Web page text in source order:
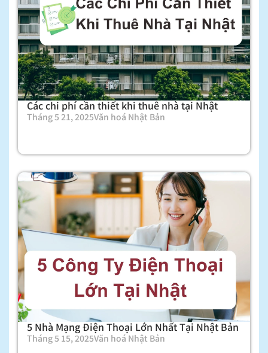
Các chi phí cần thiết khi thuê nhà tại Nhật
Tháng 5 21, 2025Văn hoá Nhật Bản
5 Nhà Mạng Điện Thoại Lớn Nhất Tại Nhật Bản
Tháng 5 15, 2025Văn hoá Nhật Bản